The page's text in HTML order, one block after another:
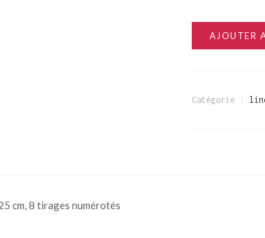
AJOUTER
Catégorie :
cm, 8 tirages numérotés